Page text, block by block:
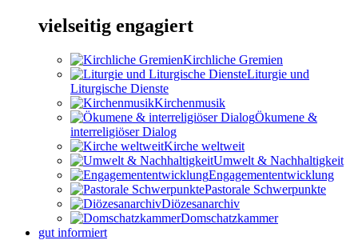
vielseitig engagiert
Kirchliche Gremien
Liturgie und
Liturgische Dienste
Kirchenmusik
Ökumene &
interreligiöser Dialog
Kirche weltweit
Umwelt & Nachhaltigkeit
Engagemententwicklung
Pastorale Schwerpunkte
Diözesanarchiv
Domschatzkammer
gut informiert